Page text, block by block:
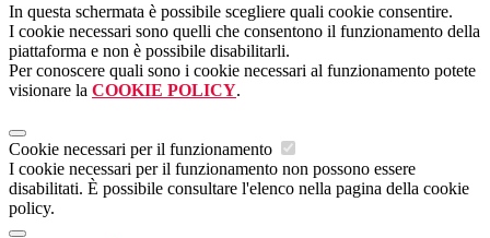
In questa schermata è possibile scegliere quali cookie consentire.
I cookie necessari sono quelli che consentono il funzionamento della
piattaforma e non è possibile disabilitarli.
Per conoscere quali sono i cookie necessari al funzionamento potete
visionare la COOKIE POLICY.
Cookie necessari per il funzionamento
I cookie necessari per il funzionamento non possono essere
disabilitati. È possibile consultare l'elenco nella pagina della cookie
policy.